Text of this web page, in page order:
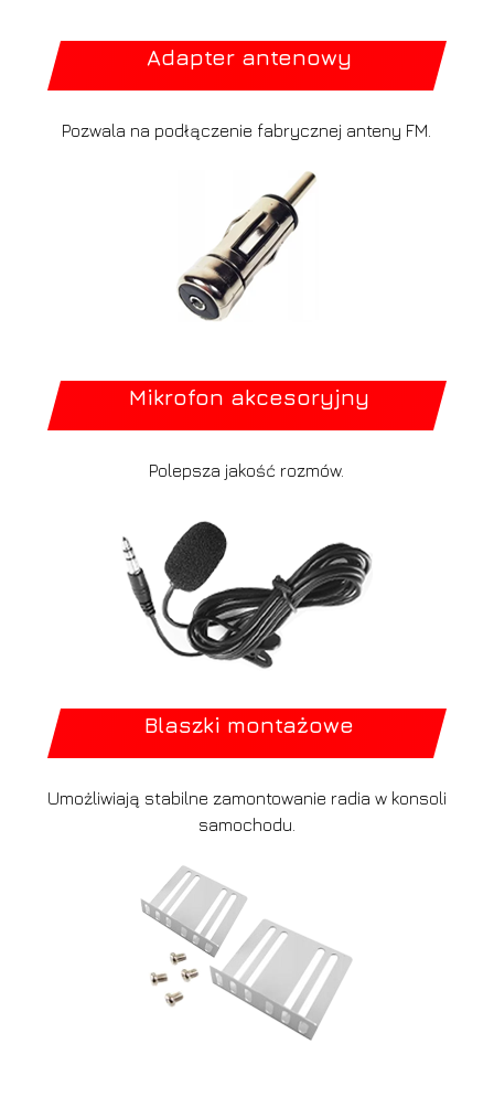
Adapter antenowy
Pozwala na podłączenie fabrycznej anteny FM.
Mikrofon akcesoryjny
Polepsza jakość rozmów.
Blaszki montażowe
Umożliwiają stabilne zamontowanie radia w konsoli
samochodu.